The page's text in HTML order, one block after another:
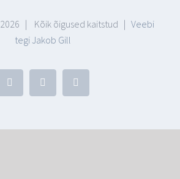
2026 | Kõik õigused kaitstud | Veebi
tegi Jakob Gill
FacebookYouTubeBlogger